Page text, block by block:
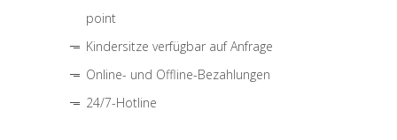
point
Kindersitze verfügbar auf Anfrage
Online- und Offline-Bezahlungen
24/7-Hotline